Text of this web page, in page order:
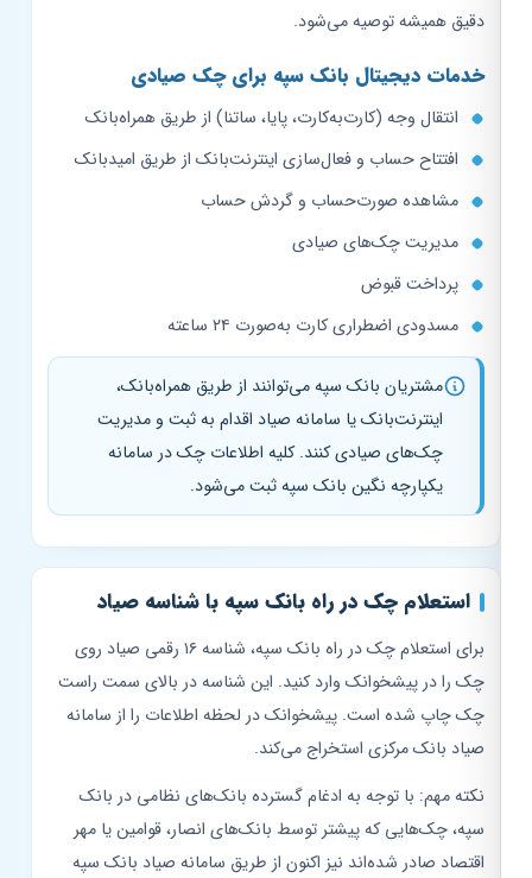
دقیق همیشه توصیه می‌شود.
خدمات دیجیتال بانک سپه برای چک صیادی
انتقال وجه (کارت‌به‌کارت، پایا، ساتنا) از طریق همراه‌بانک
افتتاح حساب و فعال‌سازی اینترنت‌بانک از طریق امیدبانک
مشاهده صورت‌حساب و گردش حساب
مدیریت چک‌های صیادی
پرداخت قبوض
مسدودی اضطراری کارت به‌صورت ۲۴ ساعته
مشتریان بانک سپه می‌توانند از طریق همراه‌بانک،
اینترنت‌بانک یا سامانه صیاد اقدام به ثبت و مدیریت
چک‌های صیادی کنند. کلیه اطلاعات چک در سامانه
یکپارچه نگین بانک سپه ثبت می‌شود.
استعلام چک در راه بانک سپه با شناسه صیاد
برای استعلام چک در راه بانک سپه، شناسه ۱۶ رقمی صیاد روی
چک را در پیشخوانک وارد کنید. این شناسه در بالای سمت راست
چک چاپ شده است. پیشخوانک در لحظه اطلاعات را از سامانه
صیاد بانک مرکزی استخراج می‌کند.
نکته مهم: با توجه به ادغام گسترده بانک‌های نظامی در بانک
سپه، چک‌هایی که پیشتر توسط بانک‌های انصار، قوامین یا مهر
اقتصاد صادر شده‌اند نیز اکنون از طریق سامانه صیاد بانک سپه